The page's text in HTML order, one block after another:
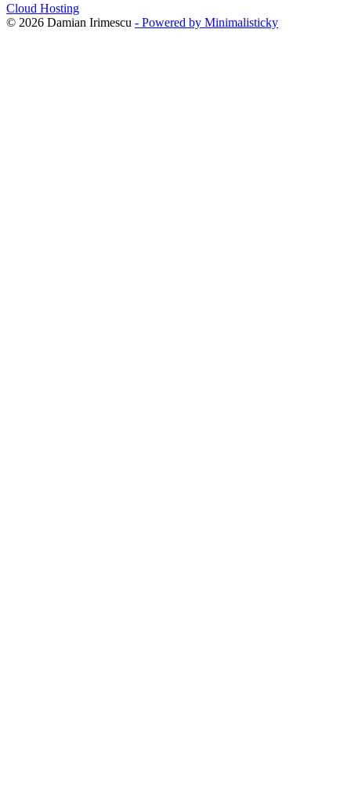
Cloud Hosting
© 2026 Damian Irimescu - Powered by Minimalisticky